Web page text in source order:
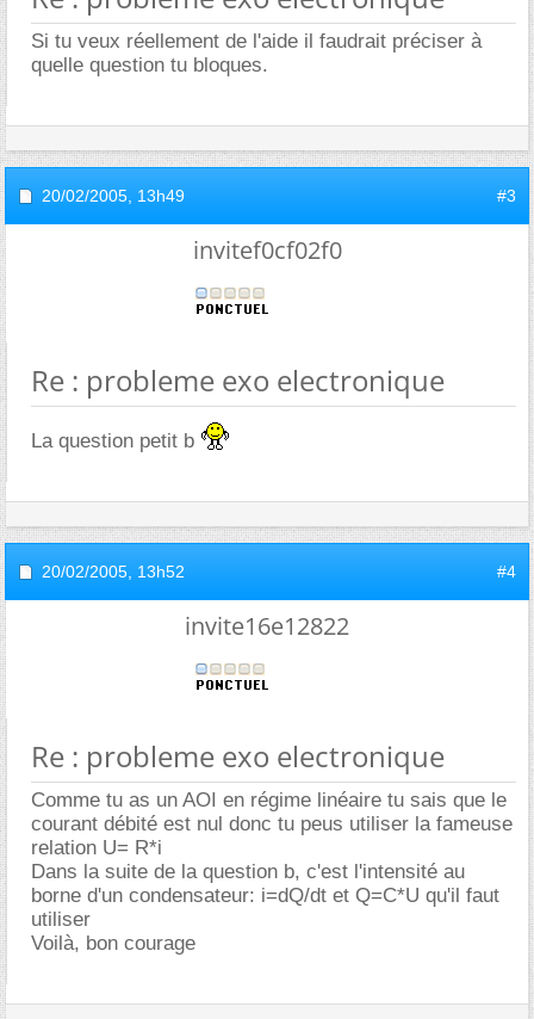
Si tu veux réellement de l'aide il faudrait préciser à
quelle question tu bloques.
20/02/2005, 13h49 #3
invitef0cf02f0
Re : probleme exo electronique
La question petit b
20/02/2005, 13h52 #4
invite16e12822
Re : probleme exo electronique
Comme tu as un AOI en régime linéaire tu sais que le
courant débité est nul donc tu peus utiliser la fameuse
relation U= R*i
Dans la suite de la question b, c'est l'intensité au
borne d'un condensateur: i=dQ/dt et Q=C*U qu'il faut
utiliser
Voilà, bon courage